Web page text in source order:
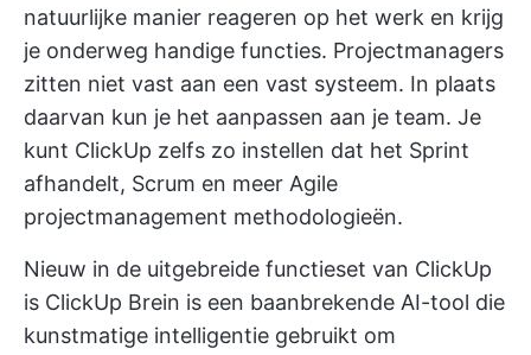
natuurlijke manier reageren op het werk en krijg
je onderweg handige functies. Projectmanagers
zitten niet vast aan een vast systeem. In plaats
daarvan kun je het aanpassen aan je team. Je
kunt ClickUp zelfs zo instellen dat het Sprint
afhandelt, Scrum en meer Agile
projectmanagement methodologieën.
Nieuw in de uitgebreide functieset van ClickUp
is ClickUp Brein is een baanbrekende AI-tool die
kunstmatige intelligentie gebruikt om